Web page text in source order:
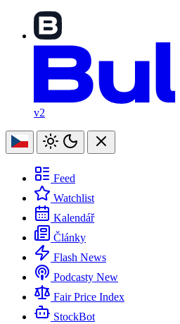
v2
Feed
Watchlist
Kalendář
Články
Flash News
Podcasty New
Fair Price Index
StockBot